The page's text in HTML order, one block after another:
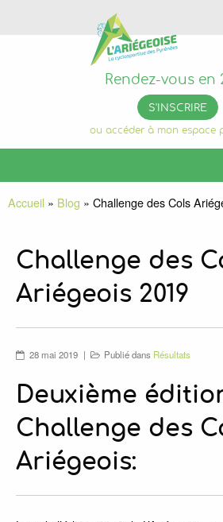
Photos
Rendez-vous en
S'INSCRIRE
ou accéder à mon espace
L’ARIÉGEOISE
+ DE CHALLENGES
INFOS PRATIQUES
ORGANISER VOTRE SÉJOUR
SPONSORS
VIDÉOS
Accueil» Blog » Challenge des Cols
Challenge des
Ariégeois 2019
28 mai 2019 Publié dans Résultats
Deuxième
Challenge des
Ariégeois: